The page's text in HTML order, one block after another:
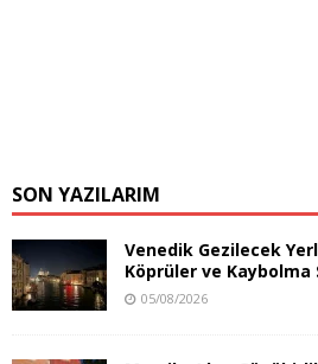
SON YAZILARIM
Venedik Gezilecek
Köprüler ve Kaybolma
05/08/2026